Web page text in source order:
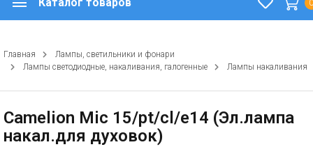
Главная
Лампы, светильники и фонари
Лампы светодиодные, накаливания, галогенные
Лампы накаливания
Camelion Mic 15/pt/cl/e14 (Эл.лампа
накал.для духовок)